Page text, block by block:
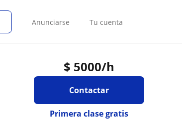
Anunciarse Tu cuenta
$ 5000/h
Contactar
Primera clase gratis